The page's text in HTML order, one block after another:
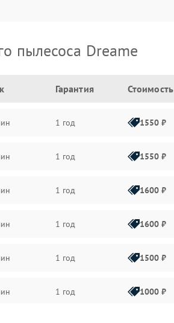
пылесоса Dreame
Гарантия Стоимость
1 год 1550 ₽
1 год 1550 ₽
1 год 1600 ₽
1 год 1600 ₽
1 год 1500 ₽
1 год 1000 ₽